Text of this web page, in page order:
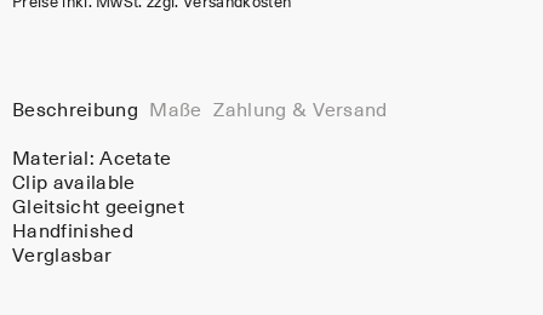
Beschreibung Maße Zahlung & Versand
Material:Acetate
Clip available
Gleitsicht geeignet
Handfinished
Verglasbar